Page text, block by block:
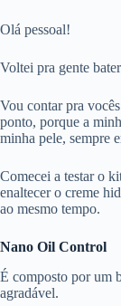
Olá pessoal!
Voltei pra gente
Vou contar pra
ponto, porque a
minha pele, sempre
Comecei a testar o
enaltecer o creme
ao mesmo tempo.
Nano Oil Control
É composto por um
agradável.